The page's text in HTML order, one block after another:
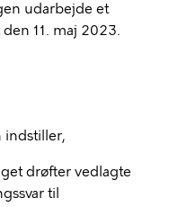
udarbejde et
11. maj 2023.
indstiller,
drøfter vedlagte
til